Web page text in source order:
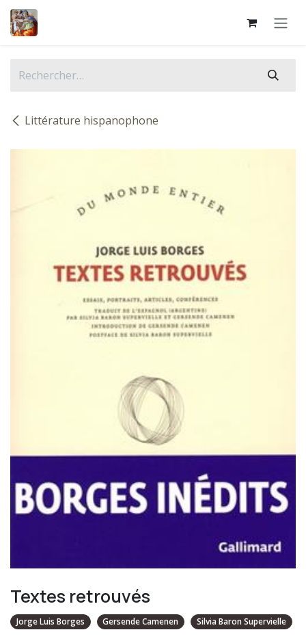
Se rendre au contenu
Littérature hispanophone
Textes retrouvés
Jorge Luis Borges Gersende Camenen Silvia Baron Supervielle